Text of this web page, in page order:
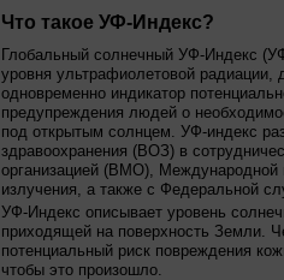
Что такое УФ-Индекс?
Глобальный солнечный УФ-Индекс
уровня ультрафиолетовой
одновременно индикатор
предупреждения людей о
под открытым солнцем. УФ-индекс
здравоохранения (ВОЗ) в
организацией (ВМО), Международной
излучения, а также с Федеральной
УФ-Индекс описывает уровень
приходящей на поверхность Земли.
потенциальный риск повреждения
чтобы это произошло.